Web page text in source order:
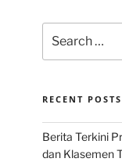
for:
RECENT POSTS
Berita Terkini
dan Klasemen